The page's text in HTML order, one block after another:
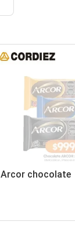
Arcor chocolate